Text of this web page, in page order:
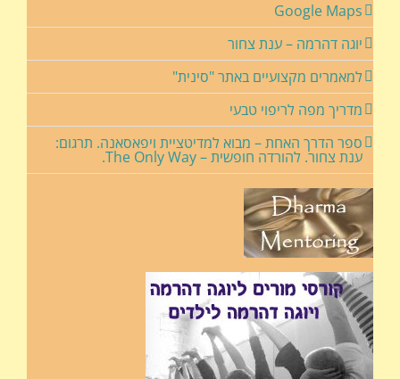
Google Maps
יוגה דהרמה – ענת צחור
למאמרים מקצועיים באתר "סינית"
מדריך מפה לריפוי טבעי
ספר הדרך האחת – מבוא למדיטציית ויפאסאנה. תרגום:
ענת צחור. להורדה חופשית – The Only Way.